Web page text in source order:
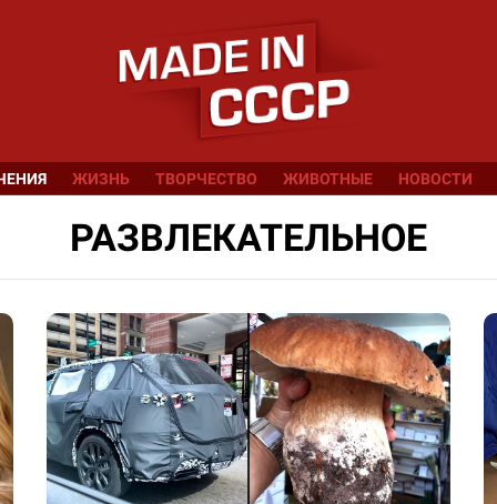
ЖИЗНЬ ТВОРЧЕСТВО ЖИВОТНЫЕ НОВОСТИ
РАЗВЛЕКАТЕЛЬНОЕ